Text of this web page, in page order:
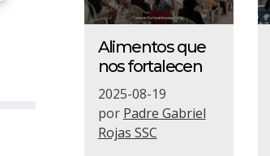
Alimentos que
nos fortalecen
2025-08-19
por Padre Gabriel
Rojas SSC